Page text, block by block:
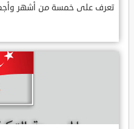
تعرف على خمسة من أشهر